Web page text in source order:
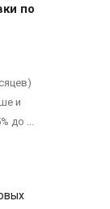
по
и
до ...